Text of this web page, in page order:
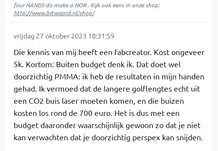
four NANDS do make a NOR . Kijk ook eens in onze shop:
http://www.bitwizard.nl/shop/
vrijdag 27 oktober 2023 18:31:59
Die kennis van mij heeft een fabcreator. Kost ongeveer
5k. Kortom: Buiten budget denk ik. Dat doet wel
doorzichtig PMMA: ik heb de resultaten in mijn handen
gehad. Ik vermoed dat de langere golflengtes echt uit
een CO2 buis laser moeten komen, en die buizen
kosten los rond de 700 euro. Het is dus met een
budget daaronder waarschijnlijk gewoon zo dat je niet
kan verwachten dat je doorzichtig perspex kan snijden.